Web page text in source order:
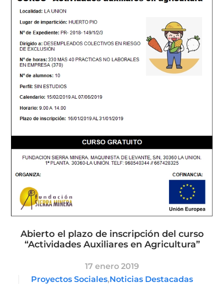
Abierto el plazo de inscripción del curso
“Actividades Auxiliares en Agricultura”
17 enero 2019
Proyectos Sociales,Noticias Destacadas